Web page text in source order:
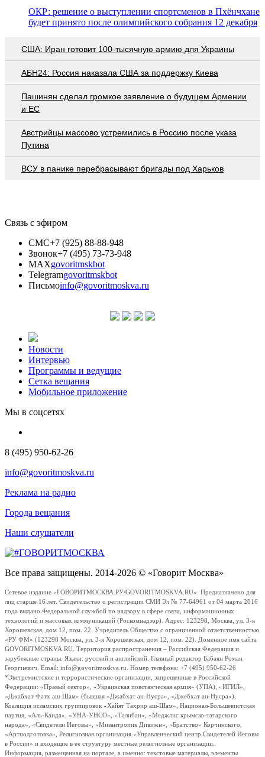
ОКР: решение о выступлении спортсменов в Пхёнчхане
будет принято после олимпийского собрания 12 декабря
США: Иран готовит 100-тысячную армию для Украины
АБН24: Россия наказала США за поддержку Киева
Пашинян сделал громкое заявление о будущем Армении
и ЕС
Австрийцы массово устремились в Россию после указа
Путина
ВСУ в панике перебрасывают бригады под Харьков
Связь с эфиром
СМС+7 (925) 88-88-948
Звонок+7 (495) 73-73-948
MAXgovoritmskbot
Telegramgovoritmskbot
Письмоinfo@govoritmoskva.ru
Новости
Интервью
Программы и ведущие
Сетка вещания
Мобильное приложение
Мы в соцсетях
8 (495) 950-62-26
info@govoritmoskva.ru
Реклама на радио
Города вещания
Наши слушатели
Все права защищены. 2014-2026 © «Говорит Москва»
Сетевое издание «ГОВОРИТМОСКВА.РУ/GOVORITMOSKVA.RU». Предназначено для
лиц старше 16 лет. Свидетельство о регистрации СМИ Эл № 77-64961 от 04 марта 2016
года выдано Федеральной службой по надзору в сфере связи, информационных
технологий и массовых коммуникаций (Роскомнадзор). Адрес: 123298, Москва, ул. 3-я
Хорошевская, дом 12, пом. 22. Учредитель Общество с ограниченной ответственностью
«РУ ФМ» (123298 Москва, ул. 3-я Хорошевская, дом 12, пом. 22). Доменное имя сайта
GOVORITMOSKVA.RU. Территория распространения – Российская Федерация и
зарубежные страны. Языки: русский и английский. Главный редактор Бабаян Роман
Георгиевич. Email: info@govoritmoskva.ru. Номер телефона: +7 (495) 950-62-26
*Экстремистские и террористические организации, запрещенные в Российской
Федерации: «Правый сектор», «Украинская повстанческая армия» (УПА), «ИГИЛ»,
«Джабхат Фатх аш-Шам» (бывшая «Джабхат ан-Нусра», «Джебхат ан-Нусра»),
Коалиция исламских группировок «Хайят Тахрир аш-Шам», Национал-Большевистская
партия, «Аль-Каида», «УНА-УНСО», «Талибан», «Меджлис крымско-татарского
народа», «Свидетели Иеговы», «Мизантропик Дивижн», «Братство» Корчинского,
«Артподготовка», Религиозная организация «Управленческий центр Свидетелей Иеговы
в России» и входящие в ее структуру местные религиозные организации.
Информация, размещенная на портале, а именно: текстовые материалы, элементы